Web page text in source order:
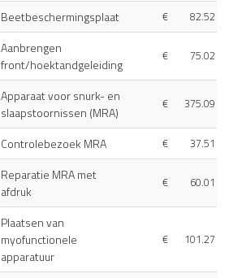
Beetbeschermingsplaat € 82.52
Aanbrengen
front/hoektandgeleiding
€ 75.02
Apparaat voor snurk- en
slaapstoornissen (MRA)
€ 375.09
Controlebezoek MRA € 37.51
Reparatie MRA met
afdruk
€ 60.01
Plaatsen van
myofunctionele
apparatuur
€ 101.27